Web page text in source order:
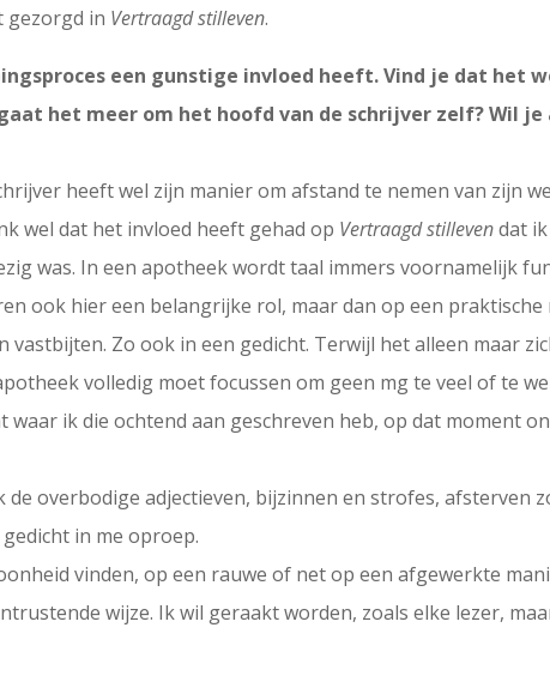
gezorgd in Vertraagd stilleven.
een gunstige invloed heeft. Vind je dat het
het meer om het hoofd van de schrijver zelf? Wil je
heeft wel zijn manier om afstand te nemen van zijn
wel dat het invloed heeft gehad op Vertraagd stillevendat
was. In een apotheek wordt taal immers voornamelijk
ook hier een belangrijke rol, maar dan op een praktische
Zo ook in een gedicht. Terwijl het alleen maar
volledig moet focussen om geen mg te veel of te
ik die ochtend aan geschreven heb, op dat moment
overbodige adjectieven, bijzinnen en strofes, afsterven
in me oproep.
vinden, op een rauwe of net op een afgewerkte
wijze. Ik wil geraakt worden, zoals elke lezer,